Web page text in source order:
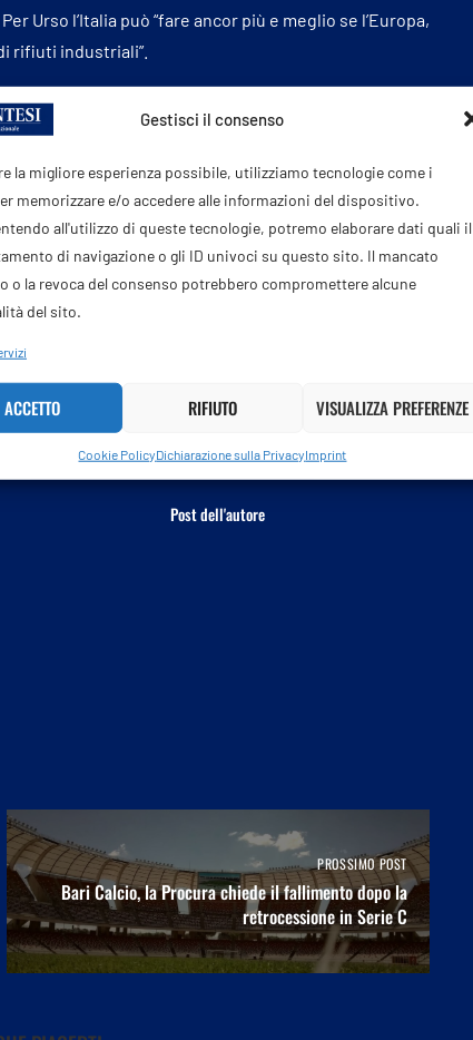
Gestisci il consenso
la migliore esperienza possibile, utilizziamo tecnologie come i
memorizzare e/o accedere alle informazioni del dispositivo.
all'utilizzo di queste tecnologie, potremo elaborare dati quali il
di navigazione o gli ID univoci su questo sito. Il mancato
o la revoca del consenso potrebbero compromettere alcune
del sito.
ACCETTO RIFIUTO VISUALIZZA PREFERENZE
Cookie PolicyDichiarazione sulla PrivacyImprint
Urso l’Italia può “fare ancor più e meglio se l’Europa,
rifiuti industriali”.
sono alla base dell’
contengono materie prime critiche e terre rare,
i
cellulari , così da poterli riutilizzare
fini della
Urso “lasostenibilità ambientale deve coniugarsi
così da garantire neltempoanche
Post dell'autore
PROSSIMO POST
Bari Calcio, la Procura chiede il fallimento dopo la
retrocessione in Serie C